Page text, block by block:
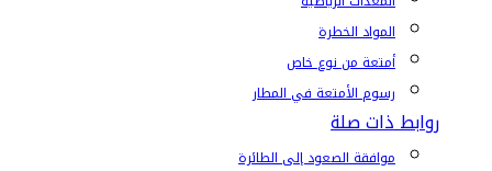
المواد الخطرة
أمتعة من نوع خاص
رسوم الأمتعة في المطار
روابط ذات صلة
موافقة الصعود إلى الطائرة